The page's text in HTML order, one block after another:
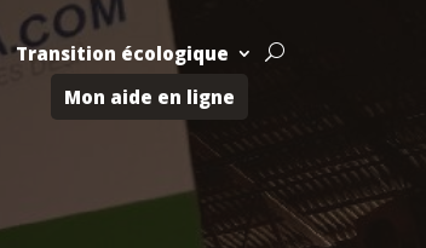
Transition écologique
Mon aide en ligne
U